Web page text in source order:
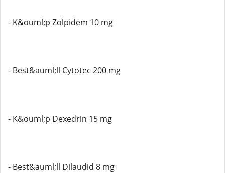
- K&ouml;p Zolpidem 10 mg
- Best&auml;ll Cytotec 200 mg
- K&ouml;p Dexedrin 15 mg
- Best&auml;ll Dilaudid 8 mg